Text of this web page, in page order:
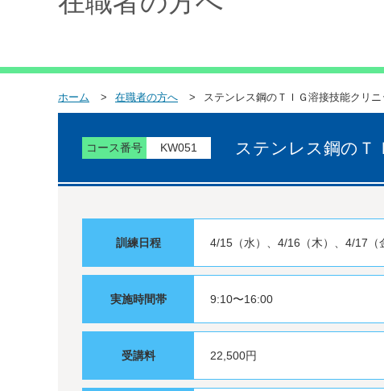
ホーム 在職者の方へ ステンレス鋼のＴＩＧ溶接技能クリ
コース番号 KW051 ステンレス鋼のＴ
訓練日程 4/15（水）、4/16（木）、4/17（
実施時間帯 9:10〜16:00
受講料 22,500円